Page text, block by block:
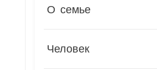
О семье
Человек